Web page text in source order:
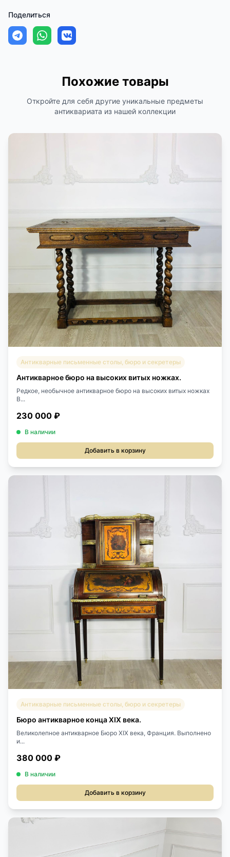
Поделиться
Похожие товары
Откройте для себя другие уникальные предметы
антиквариата из нашей коллекции
Антикварные письменные столы, бюро и секретеры
Антикварное бюро на высоких витых ножках.
Редкое, необычное антикварное бюро на высоких витых ножках
B...
230 000 ₽
В наличии
Добавить в корзину
Антикварные письменные столы, бюро и секретеры
Бюро антикварное конца XIX века.
Великолепное антикварное Бюро XIX века, Франция. Выполнено
и...
380 000 ₽
В наличии
Добавить в корзину